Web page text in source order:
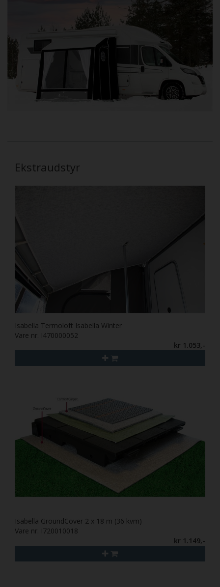
Ekstraudstyr
Isabella Termoloft Isabella Winter
Vare nr. I470000052
kr 1.053,-
Isabella GroundCover 2 x 18 m (36 kvm)
Vare nr. I720010018
kr 1.149,-